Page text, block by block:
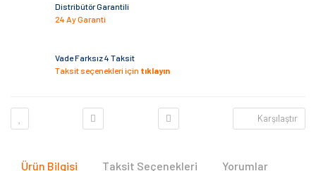
Distribütör Garantili
24 Ay Garanti
Vade Farksız 4 Taksit
Taksit seçenekleri için tıklayın
Karşılaştır
Ürün Bilgisi Taksit Seçenekleri Yorumlar